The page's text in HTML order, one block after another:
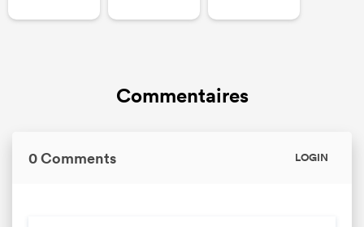
Commentaires
0 Comments LOGIN